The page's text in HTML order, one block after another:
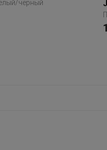
черный